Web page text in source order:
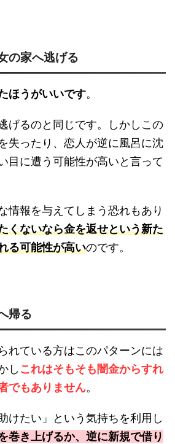
の家へ逃げる
ほうがいいです。
げるのと同じです。しかしこの
失ったり、恋人が逆に風呂に沈
目に遭う可能性が高いと言って
情報を与えてしまう恐れもあり
くないなら金を返せという新た
る可能性が高いのです。
帰る
れている方はこのパターンには
し これはそもそも闇金からすれ
でもありません。
けたい」という気持ちを利用し
巻き上げるか、逆に新規で借り